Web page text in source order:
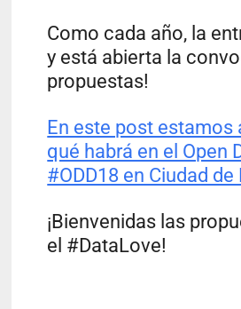
Como cada año, la
y está abierta la
propuestas!
En este post estamos
qué habrá en el Open
#ODD18 en Ciudad
¡Bienvenidas las
el #DataLove!